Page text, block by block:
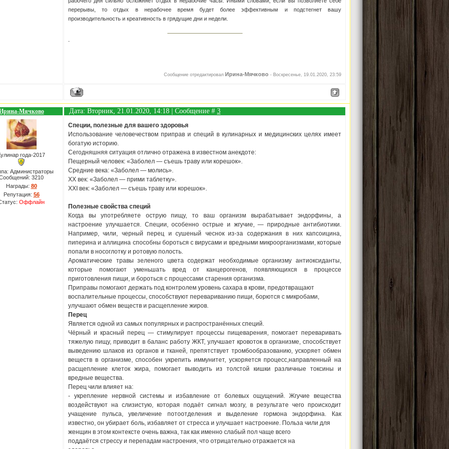
перерывы, то отдых в нерабочее время будет более эффективным и подстегнет вашу
производительность и креативность в грядущие дни и недели.
-
Сообщение отредактировал Ирина-Мячково - Воскресенье, 19.01.2020, 23:59
Мячково Дата: Вторник, 21.01.2020, 14:18 | Сообщение # 3
года-2017
Администраторы
3210
Награды: 80
Репутация: 56
Оффлайн
Специи, полезные для вашего здоровья
Использование человечеством приправ и специй в кулинарных и медицинских целях имеет
богатую историю.
Сегодняшняя ситуация отлично отражена в известном анекдоте:
Пещерный человек: «Заболел — съешь траву или корешок».
Средние века: «Заболел — молись».
ХХ век: «Заболел — прими таблетку».
ХХI век: «Заболел — съешь траву или корешок».
Полезные свойства специй
Когда вы употребляете острую пищу, то ваш организм вырабатывает эндорфины, а
настроение улучшается. Специи, особенно острые и жгучие, — природные антибиотики.
Например, чили, черный перец и сушеный чеснок из-за содержания в них капсоицина,
пиперина и аллицина способны бороться с вирусами и вредными микроорганизмами, которые
попали в носоглотку и ротовую полость.
Ароматические травы зеленого цвета содержат необходимые организму антиоксиданты,
которые помогают уменьшать вред от канцерогенов, появляющихся в процессе
приготовления пищи, и бороться с процессами старения организма.
Приправы помогают держать под контролем уровень сахара в крови, предотвращают
воспалительные процессы, способствуют перевариванию пищи, борются с микробами,
улучшают обмен веществ и расщепление жиров.
Перец
Является одной из самых популярных и распространённых специй.
Чёрный и красный перец — стимулирует процессы пищеварения, помогает переваривать
тяжелую пищу, приводит в баланс работу ЖКТ, улучшает кровоток в организме, способствует
выведению шлаков из органов и тканей, препятствует тромбообразованию, ускоряет обмен
веществ в организме, способен укрепить иммунитет, ускоряется процесс,направленный на
расщепление клеток жира, помогает выводить из толстой кишки различные токсины и
вредные вещества.
Перец чили влияет на:
- укрепление нервной системы и избавление от болевых ощущений. Жгучие вещества
воздействуют на слизистую, которая подаёт сигнал мозгу, в результате чего происходит
учащение пульса, увеличение потоотделения и выделение гормона эндорфина. Как
известно, он убирает боль, избавляет от стресса и улучшает настроение. Польза чили для
женщин в этом контексте очень важна, так как именно слабый пол чаще всего
поддаётся стрессу и перепадам настроения, что отрицательно отражается на